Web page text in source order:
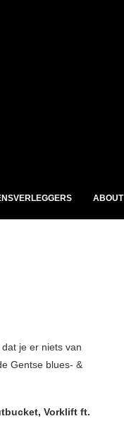
ABOUT
je er niets van
Gentse blues- &
Vorklift ft.